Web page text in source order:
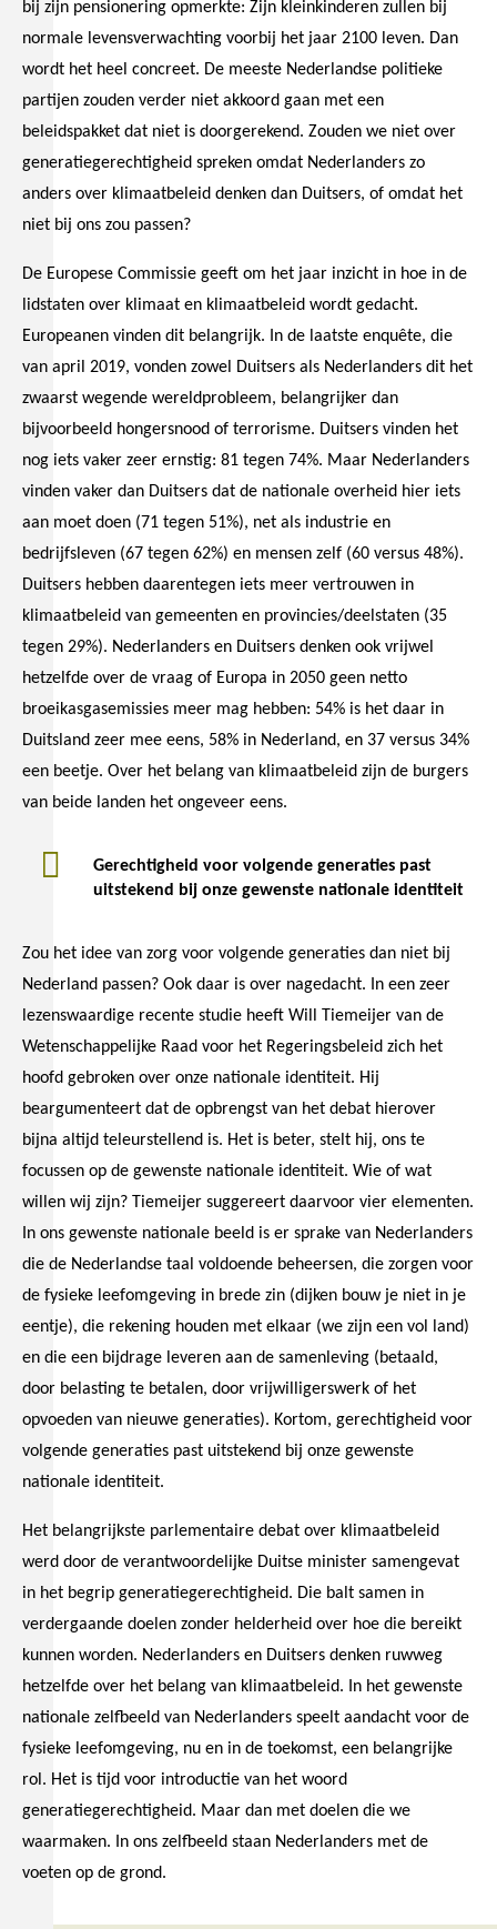
bij zijn pensionering opmerkte: Zijn kleinkinderen zullen bij
normale levensverwachting voorbij het jaar 2100 leven. Dan
wordt het heel concreet. De meeste Nederlandse politieke
partijen zouden verder niet akkoord gaan met een
beleidspakket dat niet is doorgerekend. Zouden we niet over
generatiegerechtigheid spreken omdat Nederlanders zo
anders over klimaatbeleid denken dan Duitsers, of omdat het
niet bij ons zou passen?
De Europese Commissie geeft om het jaar inzicht in hoe in de
lidstaten over klimaat en klimaatbeleid wordt gedacht.
Europeanen vinden dit belangrijk. In de laatste enquête, die
van april 2019, vonden zowel Duitsers als Nederlanders dit het
zwaarst wegende wereldprobleem, belangrijker dan
bijvoorbeeld hongersnood of terrorisme. Duitsers vinden het
nog iets vaker zeer ernstig: 81 tegen 74%. Maar Nederlanders
vinden vaker dan Duitsers dat de nationale overheid hier iets
aan moet doen (71 tegen 51%), net als industrie en
bedrijfsleven (67 tegen 62%) en mensen zelf (60 versus 48%).
Duitsers hebben daarentegen iets meer vertrouwen in
klimaatbeleid van gemeenten en provincies/deelstaten (35
tegen 29%). Nederlanders en Duitsers denken ook vrijwel
hetzelfde over de vraag of Europa in 2050 geen netto
broeikasgasemissies meer mag hebben: 54% is het daar in
Duitsland zeer mee eens, 58% in Nederland, en 37 versus 34%
een beetje. Over het belang van klimaatbeleid zijn de burgers
van beide landen het ongeveer eens.
Gerechtigheid voor volgende generaties past
uitstekend bij onze gewenste nationale identiteit
Zou het idee van zorg voor volgende generaties dan niet bij
Nederland passen? Ook daar is over nagedacht. In een zeer
lezenswaardige recente studie heeft Will Tiemeijer van de
Wetenschappelijke Raad voor het Regeringsbeleid zich het
hoofd gebroken over onze nationale identiteit. Hij
beargumenteert dat de opbrengst van het debat hierover
bijna altijd teleurstellend is. Het is beter, stelt hij, ons te
focussen op de gewenste nationale identiteit. Wie of wat
willen wij zijn? Tiemeijer suggereert daarvoor vier elementen.
In ons gewenste nationale beeld is er sprake van Nederlanders
die de Nederlandse taal voldoende beheersen, die zorgen voor
de fysieke leefomgeving in brede zin (dijken bouw je niet in je
eentje), die rekening houden met elkaar (we zijn een vol land)
en die een bijdrage leveren aan de samenleving (betaald,
door belasting te betalen, door vrijwilligerswerk of het
opvoeden van nieuwe generaties). Kortom, gerechtigheid voor
volgende generaties past uitstekend bij onze gewenste
nationale identiteit.
Het belangrijkste parlementaire debat over klimaatbeleid
werd door de verantwoordelijke Duitse minister samengevat
in het begrip generatiegerechtigheid. Die balt samen in
verdergaande doelen zonder helderheid over hoe die bereikt
kunnen worden. Nederlanders en Duitsers denken ruwweg
hetzelfde over het belang van klimaatbeleid. In het gewenste
nationale zelfbeeld van Nederlanders speelt aandacht voor de
fysieke leefomgeving, nu en in de toekomst, een belangrijke
rol. Het is tijd voor introductie van het woord
generatiegerechtigheid. Maar dan met doelen die we
waarmaken. In ons zelfbeeld staan Nederlanders met de
voeten op de grond.